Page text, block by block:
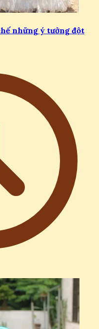
những ý tưởng đột